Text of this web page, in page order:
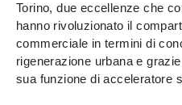
Torino, due eccellenze che
hanno rivoluzionato il
commerciale in termini di
rigenerazione urbana e
sua funzione di acceleratore